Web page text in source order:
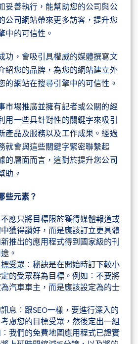
妥善執行，能幫助您的公司與公
公司網站帶來更多訪客，提升您
中的可信性。
功，會吸引具權威的媒體撰寫文
紹您的品牌，為您的網站建立外
的網站在搜尋引擎中的可信性。
市場推廣並擁有記者或公關的經
用一些具針對性的關鍵字來吸引
產品及服務以及工作成果。經過
就會與這些關鍵字緊密聯繫起
的層面而言，這對於提升您公司
助。
些元素？
不應只將目標限於獲得媒體報道或
獲得讚好，而是應該訂立更具體
推出的應用程式得到國家級的刊
。
受眾 ︰秘訣是在開始時訂下較小
的受眾群為目標。例如︰不要將
汽車車主，而是應該設定為的士
息︰跟SEO一樣，要進行深入的
慮您的目標受眾，然後定出一組
我們的免費地圖應用程式已證實